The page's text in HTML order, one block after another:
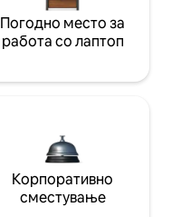
Погодно место за
работа со лаптоп
Корпоративно
сместување